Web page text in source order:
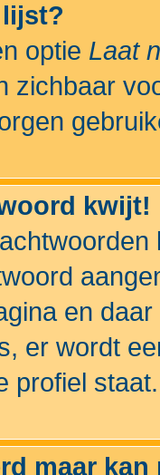
optie Laat
zichbaar
kwijt!
en
er wordt
profiel staat.
maar